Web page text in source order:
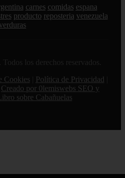
carnes comidas espana
producto reposteria venezuela
los derechos reservados.
Cookies Política de Privacidad
Creado por 0lemiswebs SEO y
sobre Cabañuelas